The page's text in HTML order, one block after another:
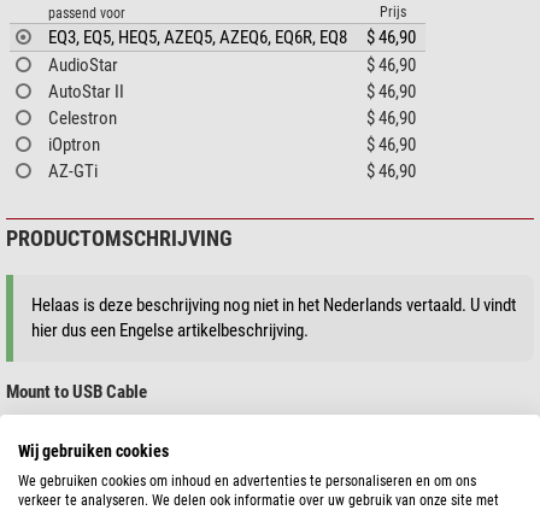
passend voor Prijs
EQ3, EQ5, HEQ5, AZEQ5, AZEQ6, EQ6R, EQ8
$ 46,90
AudioStar
$ 46,90
AutoStar II
$ 46,90
Celestron
$ 46,90
iOptron
$ 46,90
AZ-GTi
$ 46,90
PRODUCTOMSCHRIJVING
Helaas is deze beschrijving nog niet in het Nederlands vertaald. U vindt
hier dus een Engelse artikelbeschrijving.
Mount to USB Cable
choose the correct cable for your Telescope and plug it into your handbox
(or with EQDir directly into your mount.)
Wij gebruiken cookies
We gebruiken cookies om inhoud en advertenties te personaliseren en om ons
verkeer te analyseren. We delen ook informatie over uw gebruik van onze site met